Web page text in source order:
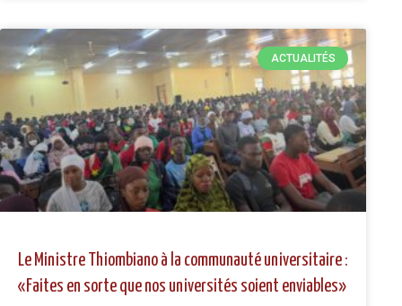
ACTUALITÉS
Le Ministre Thiombiano à la communauté universitaire :
«Faites en sorte que nos universités soient enviables»